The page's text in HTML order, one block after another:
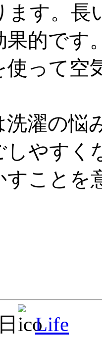
ます。長
果的です
使って空
洗濯の悩
しやすく
すことを
Life